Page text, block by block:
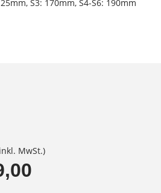
S3: 170mm, S4-S6: 190mm
MwSt.)